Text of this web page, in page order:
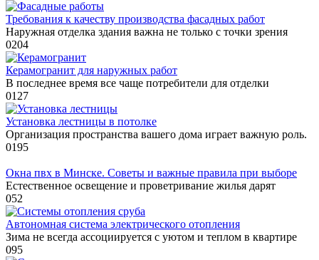
Требования к качеству производства фасадных работ
Наружная отделка здания важна не только с точки зрения
0204
Керамогранит для наружных работ
В последнее время все чаще потребители для отделки
0127
Установка лестницы в потолке
Организация пространства вашего дома играет важную роль.
0195
Окна пвх в Минске. Советы и важные правила при выборе
Естественное освещение и проветривание жилья дарят
052
Автономная система электрического отопления
Зима не всегда ассоциируется с уютом и теплом в квартире
095